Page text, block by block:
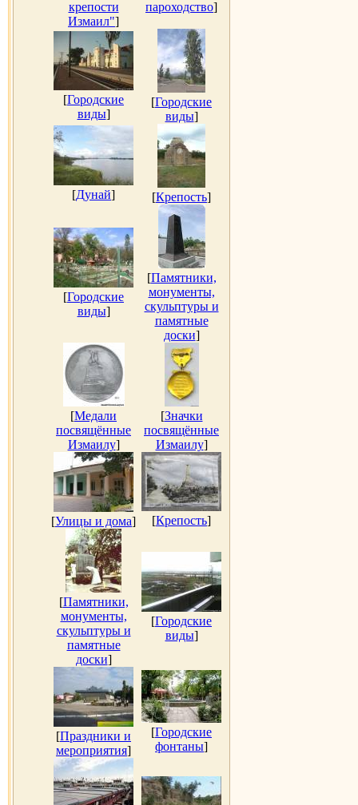
крепости
Измаил"]
пароходство]
[Городские
виды]
[Городские
виды]
[Дунай] [Крепость]
[Городские
виды]
[Памятники,
монументы,
скульптуры и
памятные
доски]
[Медали
посвящённые
Измаилу]
[Значки
посвящённые
Измаилу]
[Улицы и дома] [Крепость]
[Памятники,
монументы,
скульптуры и
памятные
доски]
[Городские
виды]
[Праздники и
мероприятия]
[Городские
фонтаны]